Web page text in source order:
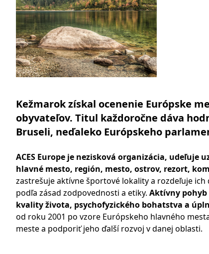
Kežmarok získal ocenenie Európske
obyvateľov. Titul každoročne dáva
Bruseli, neďaleko Európskeho
ACES Europe je nezisková organizácia, udeľuje
hlavné mesto, región, mesto, ostrov, rezort,
zastrešuje aktívne športové lokality a rozdeľuje
podľa zásad zodpovednosti a etiky. Aktívny pohyb
kvality života, psychofyzického bohatstva a
od roku 2001 po vzore Európskeho hlavného
meste a podporiť jeho ďalší rozvoj v danej oblasti.